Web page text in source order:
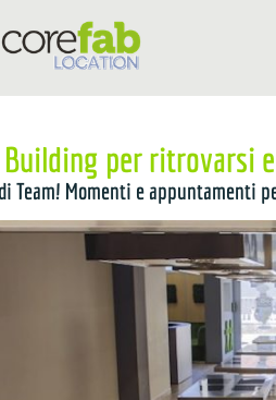
Building per ritrovarsi
Team! Momenti e appuntamenti